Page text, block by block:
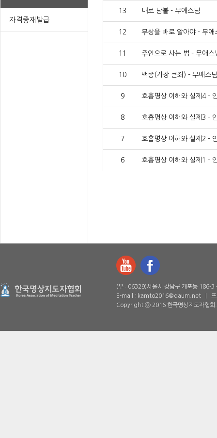
자격증재발급
13 내로 남불 - 무애스님
12 무상을 바로 알아야 - 무애
11 주인으로 사는 법 - 무애스
10 백종(가장 큰죄) - 무애스님
9 호흡명상 이해와 실제4 -
8 호흡명상 이해와 실제3 -
7 호흡명상 이해와 실제2 -
6 호흡명상 이해와 실제1 -
(우 : 06329)서울시 강남구 개포동
E-mail : kamto2016@daum.net |
Copyright ⓒ 2016 한국명상지도자협